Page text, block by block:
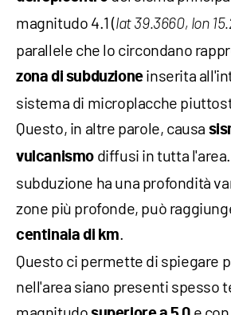
magnitudo 4.1 (lat 39.3660, lon
parallele che lo circondano
zona di subduzioneinserita
sistema di microplacche
Questo, in altre parole, causa
vulcanismo diffusi in tutta
subduzione ha una profondità
zone più profonde, può
centinaia di km
Questo ci permette di spiegare
nell'area siano presenti spesso